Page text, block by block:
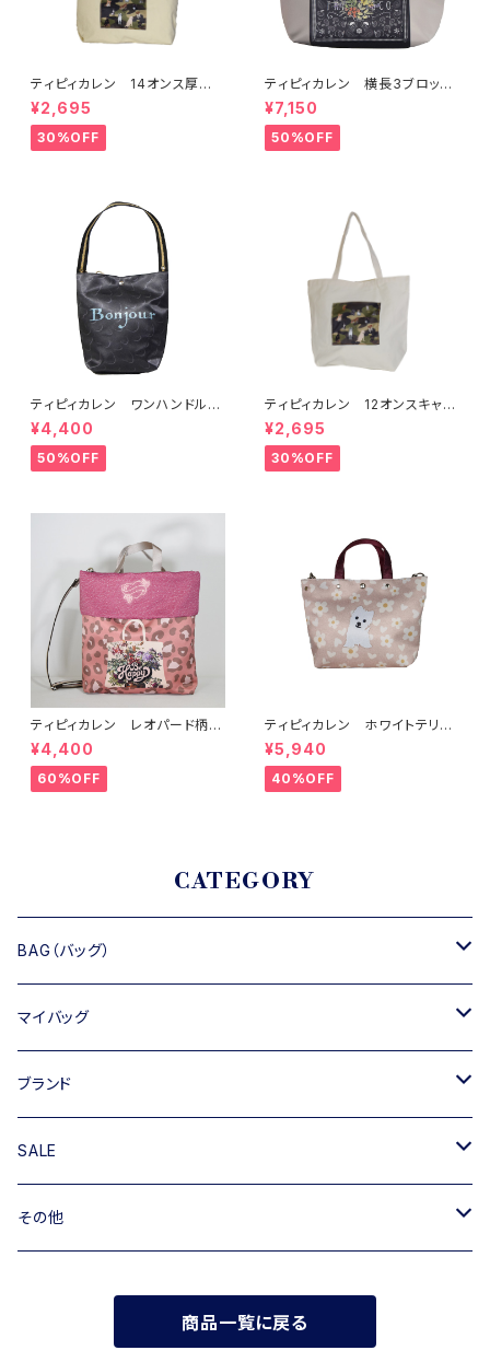
ティピィカレン 14オンス厚手
キャンバス横長トートバッグ
¥2,695
30%OFF
ティピィカレン 横長3ブロック
スカーフ柄2WAYトートバッグ
¥7,150
50%OFF
ティピィカレン ワンハンドルベ
アブラック2WAYバゲットバッグ
¥4,400
50%OFF
ティピィカレン 12オンスキャン
バスカモフラージュドッグス柄ビ
ッグマイバッグ
¥2,695
30%OFF
ティピィカレン レオパード柄折
り返しスクエア2wayバッグ
¥4,400
60%OFF
ティピィカレン ホワイトテリア
2WAYミニトートバッグ
¥5,940
40%OFF
CATEGORY
BAG（バッグ）
トートバッグ
ショルダーバッグ
ハンドバッグ
ミニバッグ・クラッチバッグ
マイバッグ
キャンバス
ブランド
TIPICURREN
M rose
SALE
バッグ
その他
商品一覧に戻る